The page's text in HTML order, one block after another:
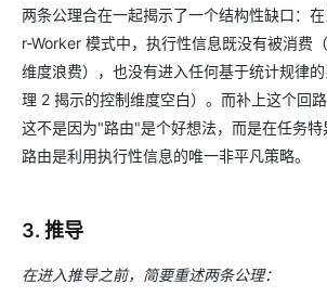
两条公理合在一起揭示了一个结构性缺口：
r-Worker 模式中，执行性信息既没有被消费
维度浪费），也没有进入任何基于统计规律
理 2 揭示的控制维度空白）。而补上这个回
这不是因为"路由"是个好想法，而是在任务特
路由是利用执行性信息的唯一非平凡策略。
3. 推导
在进入推导之前，简要重述两条公理：